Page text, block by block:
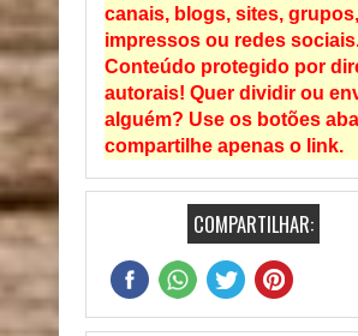
canais, blogs, sites, grupos,
impressos ou redes
Conteúdo protegido por
autorais! Quer dividir ou
alguém? Use os botões
compartilhe apenas o link.
COMPARTILHAR: